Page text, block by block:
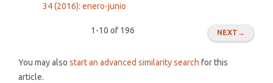
34 (2016): enero-junio
1-10 of 196 NEXT →
You may also start an advanced similarity search for this
article.